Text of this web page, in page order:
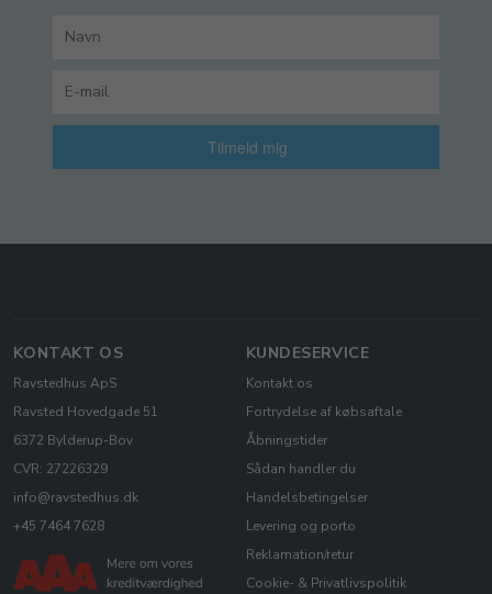
Tilmeld mig
KONTAKT OS
Ravstedhus ApS
Ravsted Hovedgade 51
6372 Bylderup-Bov
CVR: 27226329
info@ravstedhus.dk
+45 7464 7628
KUNDESERVICE
Kontakt os
Fortrydelse af købsaftale
Åbningstider
Sådan handler du
Handelsbetingelser
Levering og porto
Reklamation/retur
Cookie- & Privatlivspolitik